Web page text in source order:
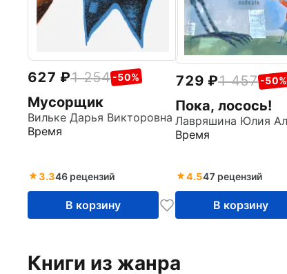
627 1 254 -50%
Мусорщик
Вильке Дарья Викторовна
Время
3.346 рецензий
В корзину
729 1 457 -50%
Пока, лосось!
Время
4.547 рецензий
В корзину
Книги из жанра